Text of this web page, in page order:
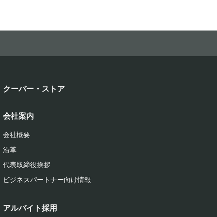
クーバー・ストア
会社案内
会社概要
沿革
代表取締役挨拶
ビジネスパートナー向け情報
アルバイト採用